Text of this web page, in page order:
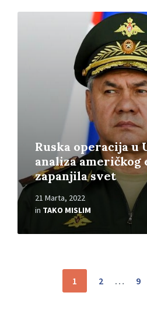
Ruska operacija u
analiza američkog
zapanjila svet
21 Marta, 2022
in TAKO MISLIM
1 2 … 9